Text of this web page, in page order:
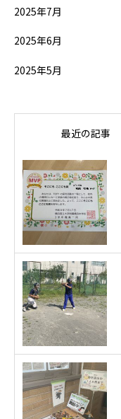
2025年7月
2025年6月
2025年5月
最近の記事